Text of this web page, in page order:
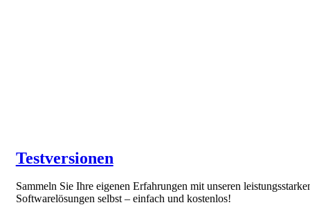
Testversionen
Sammeln Sie Ihre eigenen Erfahrungen mit unseren
Softwarelösungen selbst – einfach und kostenlos!